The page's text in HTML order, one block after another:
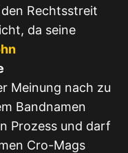
Rechtsstreit
da seine
Meinung nach zu
Bandnamen
Prozess und darf
Cro-Mags